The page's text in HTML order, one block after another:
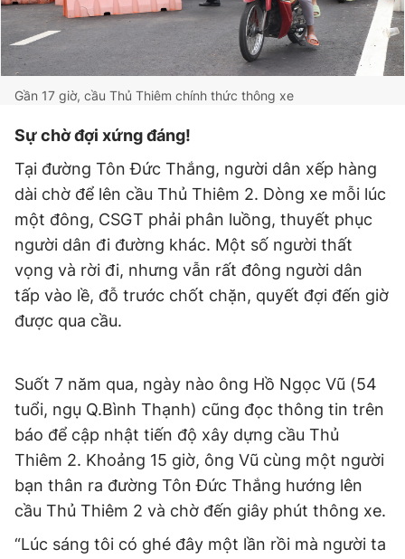
Gần 17 giờ, cầu Thủ Thiêm chính thức thông xe
Sự chờ đợi xứng đáng!
Tại đường Tôn Đức Thắng, người dân xếp hàng
dài chờ để lên cầu Thủ Thiêm 2. Dòng xe mỗi lúc
một đông, CSGT phải phân luồng, thuyết phục
người dân đi đường khác. Một số người thất
vọng và rời đi, nhưng vẫn rất đông người dân
tấp vào lề, đỗ trước chốt chặn, quyết đợi đến giờ
được qua cầu.
Suốt 7 năm qua, ngày nào ông Hồ Ngọc Vũ (54
tuổi, ngụ Q.Bình Thạnh) cũng đọc thông tin trên
báo để cập nhật tiến độ xây dựng cầu Thủ
Thiêm 2. Khoảng 15 giờ, ông Vũ cùng một người
bạn thân ra đường Tôn Đức Thắng hướng lên
cầu Thủ Thiêm 2 và chờ đến giây phút thông xe.
“Lúc sáng tôi có ghé đây một lần rồi mà người ta